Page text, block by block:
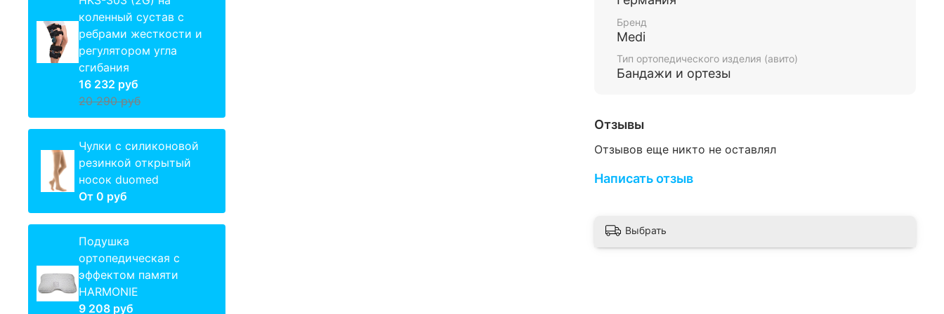
улучшает кровообращение, что способствует
быстрому разрешению отека (гематомы) и
ускоренной регенерации.
Артроз лучезапястного сустава;
Периартрит (посттравматический,
Нестабильность лучезапястного сустава;
Специальный вырез в фиксирующем ремне
исключает давление на костный выступ и
Бренд
Medi
Тип ортопедического изделия (авито)
Бандажи и ортезы
Отзывы
Отзывов еще никто не оставлял
Написать отзыв
Выбрать
коленный сустав с
ребрами жесткости и
регулятором угла
сгибания
16 232 руб
20 290 руб
Чулки с силиконовой
резинкой открытый
носок duomed
От 0 руб
Подушка
ортопедическая с
эффектом памяти
HARMONIE
9 208 руб